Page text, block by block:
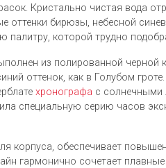
Кристально чистая вода
оттенки бирюзы, небесной
палитру, которой трудно
из полированной черной
оттенок, как в Голубом
хронографа с солнечными
специальную серию часов
корпуса, обеспечивает
гармонично сочетает